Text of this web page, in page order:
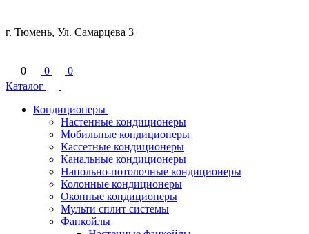
г. Тюмень, Ул. Самарцева 3
0 0
0
Каталог
Кондиционеры
Настенные кондиционеры
Мобильные кондиционеры
Кассетные кондиционеры
Канальные кондиционеры
Напольно-потолочные кондиционеры
Колонные кондиционеры
Оконные кондиционеры
Мульти сплит системы
Фанкойлы